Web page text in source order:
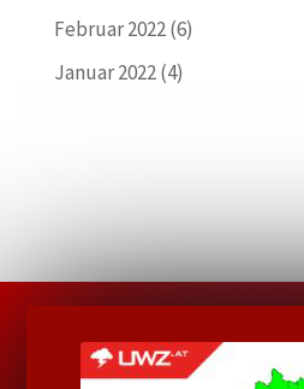
Februar 2022(6)
Januar 2022(4)